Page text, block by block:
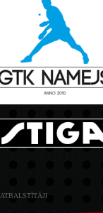
ATBALSTĪTĀJI